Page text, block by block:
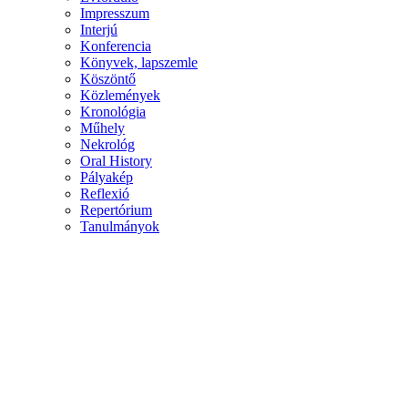
Impresszum
Interjú
Konferencia
Könyvek, lapszemle
Köszöntő
Közlemények
Kronológia
Műhely
Nekrológ
Oral History
Pályakép
Reflexió
Repertórium
Tanulmányok